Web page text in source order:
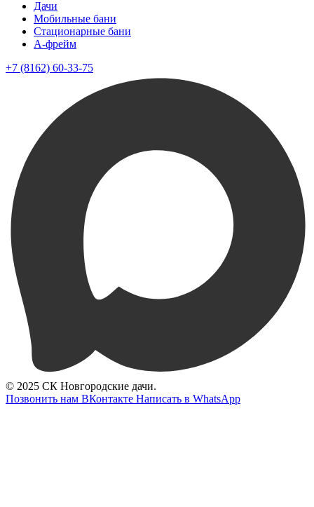
Дачи
Мобильные бани
Стационарные бани
A-фрейм
+7 (8162) 60-33-75
© 2025 СК Новгородские дачи.
Позвонить нам ВКонтакте Написать в WhatsApp